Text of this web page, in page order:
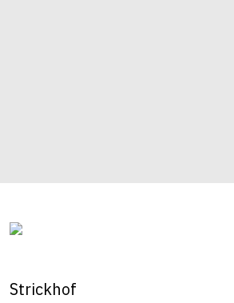
Strickhof